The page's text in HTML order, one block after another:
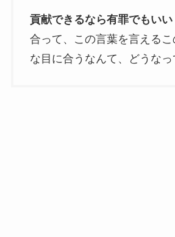
貢献できるなら有罪でもいい
合って、この言葉を言える
な目に合うなんて、どうな